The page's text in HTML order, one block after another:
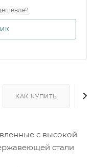
КАК КУПИТЬ
с высокой
стали